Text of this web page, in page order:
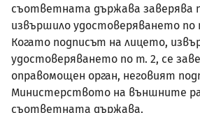
съответната държава заверява
извършило удостоверяването по
Когато подписът на лицето,
удостоверяването по т. 2, се
оправомощен орган, неговият
Министерството на външните
съответната държава.